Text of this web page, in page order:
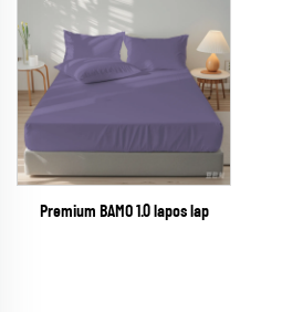
Premium BAMO 1.0 lapos lap